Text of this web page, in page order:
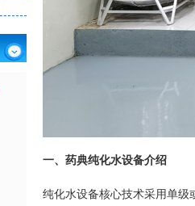
一、药典纯化水设备介绍
纯化水设备核心技术采用单级